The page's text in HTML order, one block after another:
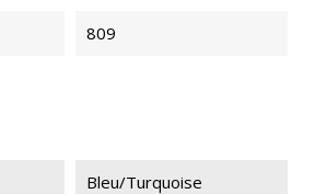
809
Bleu/Turquoise